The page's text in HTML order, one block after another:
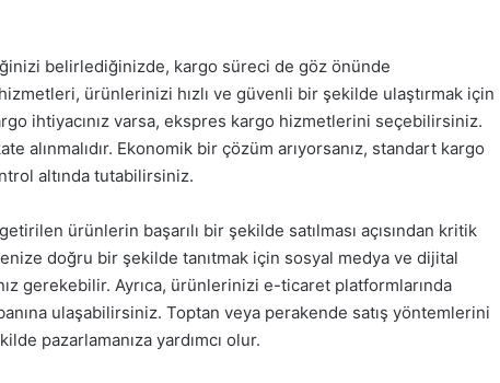
belirlediğinizde, kargo süreci de göz önünde
ürünlerinizi hızlı ve güvenli bir şekilde ulaştırmak için
ihtiyacınız varsa, ekspres kargo hizmetlerini seçebilirsiniz.
alınmalıdır. Ekonomik bir çözüm arıyorsanız, standart kargo
altında tutabilirsiniz.
ürünlerin başarılı bir şekilde satılması açısından kritik
doğru bir şekilde tanıtmak için sosyal medya ve dijital
gerekebilir. Ayrıca, ürünlerinizi e-ticaret platformlarında
ulaşabilirsiniz. Toptan veya perakende satış yöntemlerini
pazarlamanıza yardımcı olur.